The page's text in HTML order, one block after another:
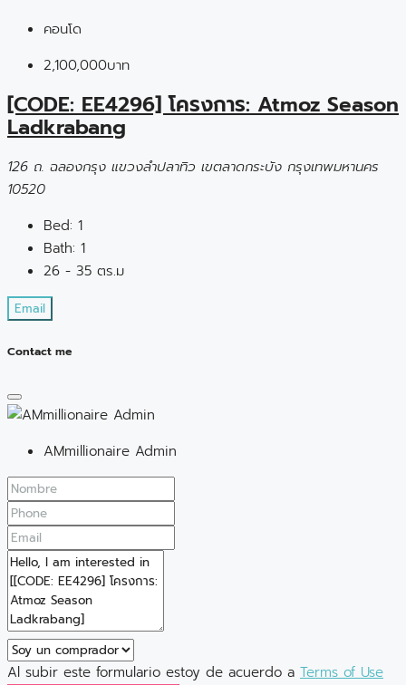
คอนโด
2,100,000บาท
[CODE: EE4296] โครงการ: Atmoz Season
Ladkrabang
126 ถ. ฉลองกรุง แขวงลำปลาทิว เขตลาดกระบัง กรุงเทพมหานคร
10520
Bed: 1
Bath: 1
26 - 35 ตร.ม
Email
Contact me
AMmillionaire Admin
Al subir este formulario estoy de acuerdo a Terms of Use